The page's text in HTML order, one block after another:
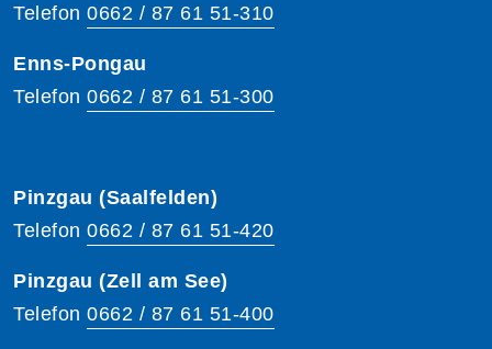
Telefon 0662 / 87 61 51-310
Enns-Pongau
Telefon 0662 / 87 61 51-300
Pinzgau (Saalfelden)
Telefon 0662 / 87 61 51-420
Pinzgau (Zell am See)
Telefon 0662 / 87 61 51-400